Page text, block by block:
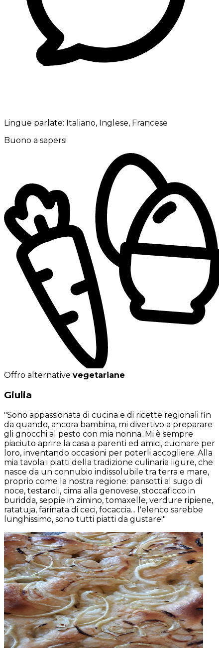
Lingue parlate: Italiano, Inglese, Francese
Buono a sapersi
Offro alternative vegetariane
Giulia
"Sono appassionata di cucina e di ricette regionali fin
da quando, ancora bambina, mi divertivo a preparare
gli gnocchi al pesto con mia nonna. Mi è sempre
piaciuto aprire la casa a parenti ed amici, cucinare per
loro, inventando occasioni per poterli accogliere. Alla
mia tavola i piatti della tradizione culinaria ligure, che
nasce da un connubio indissolubile tra terra e mare,
proprio come la nostra regione: pansotti al sugo di
noce, testaroli, cima alla genovese, stoccaficco in
buridda, seppie in zimino, tomaxelle, verdure ripiene,
ratatuja, farinata di ceci, focaccia... l'elenco sarebbe
lunghissimo, sono tutti piatti da gustare!"